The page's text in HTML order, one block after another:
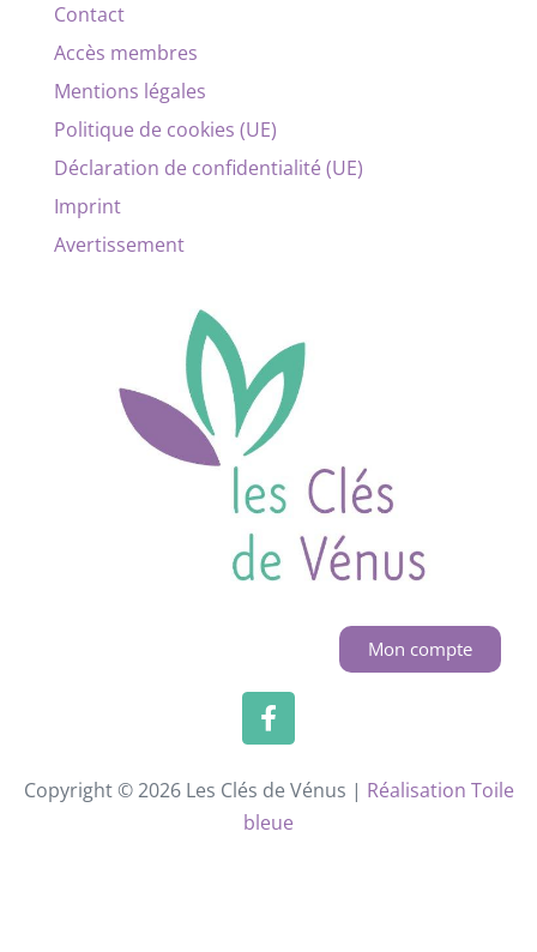
Contact
Accès membres
Mentions légales
Politique de cookies (UE)
Déclaration de confidentialité (UE)
Imprint
Avertissement
Mon compte
Copyright © 2026 Les Clés de Vénus | Réalisation Toile
bleue